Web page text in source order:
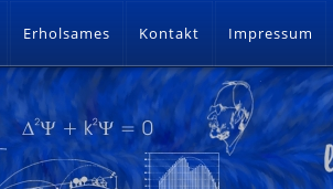
Erholsames Kontakt Impressum